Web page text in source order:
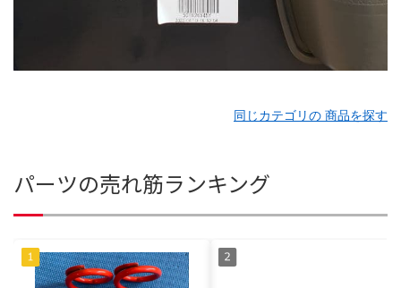
同じカテゴリの 商品を探す
パーツの売れ筋ランキング